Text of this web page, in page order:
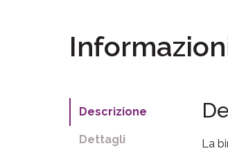
Descrizione
Dettagli
La